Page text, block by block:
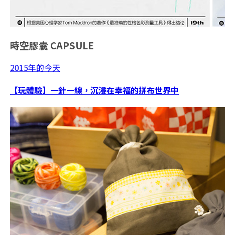
時空膠囊 CAPSULE
2015年的今天
【玩體驗】一針一線，沉浸在幸福的拼布世界中